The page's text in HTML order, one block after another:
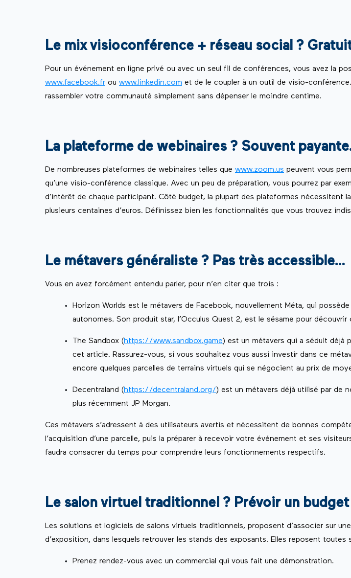
Le mix visioconférence + réseau social ?
Pour un événement en ligne privé ou avec un seul fil de conférences, vous avez la
www.facebook.fr ou www.linkedin.com et de le coupler à un outil de visio-
rassembler votre communauté simplement sans dépenser le moindre centime.
La plateforme de webinaires ? Souvent
De nombreuses plateformes de webinaires telles que www.zoom.us peuvent vous
qu’une visio-conférence classique. Avec un peu de préparation, vous pourrez par
d’intérêt de chaque participant. Côté budget, la plupart des plateformes
plusieurs centaines d’euros. Définissez bien les fonctionnalités que vous trouvez
Le métavers généraliste ? Pas très accessible…
Vous en avez forcément entendu parler, pour n’en citer que trois :
Horizon Worlds est le métavers de Facebook, nouvellement Méta, qui
autonomes. Son produit star, l’Occulus Quest 2, est le sésame pour
The Sandbox (https://www.sandbox.game) est un métavers qui a séduit déjà
cet article. Rassurez-vous, si vous souhaitez vous aussi investir dans ce
encore quelques parcelles de terrains virtuels qui se négocient au prix de
Decentraland (https://decentraland.org/) est un métavers déjà utilisé par de
plus récemment JP Morgan.
Ces métavers s’adressent à des utilisateurs avertis et nécessitent de bonnes
l’acquisition d’une parcelle, puis la préparer à recevoir votre événement et ses
faudra consacrer du temps pour comprendre leurs fonctionnements respectifs.
Le salon virtuel traditionnel ? Prévoir un
Les solutions et logiciels de salons virtuels traditionnels, proposent d’associer sur
d’exposition, dans lesquels retrouver les stands des exposants. Elles reposent
Prenez rendez-vous avec un commercial qui vous fait une démonstration.